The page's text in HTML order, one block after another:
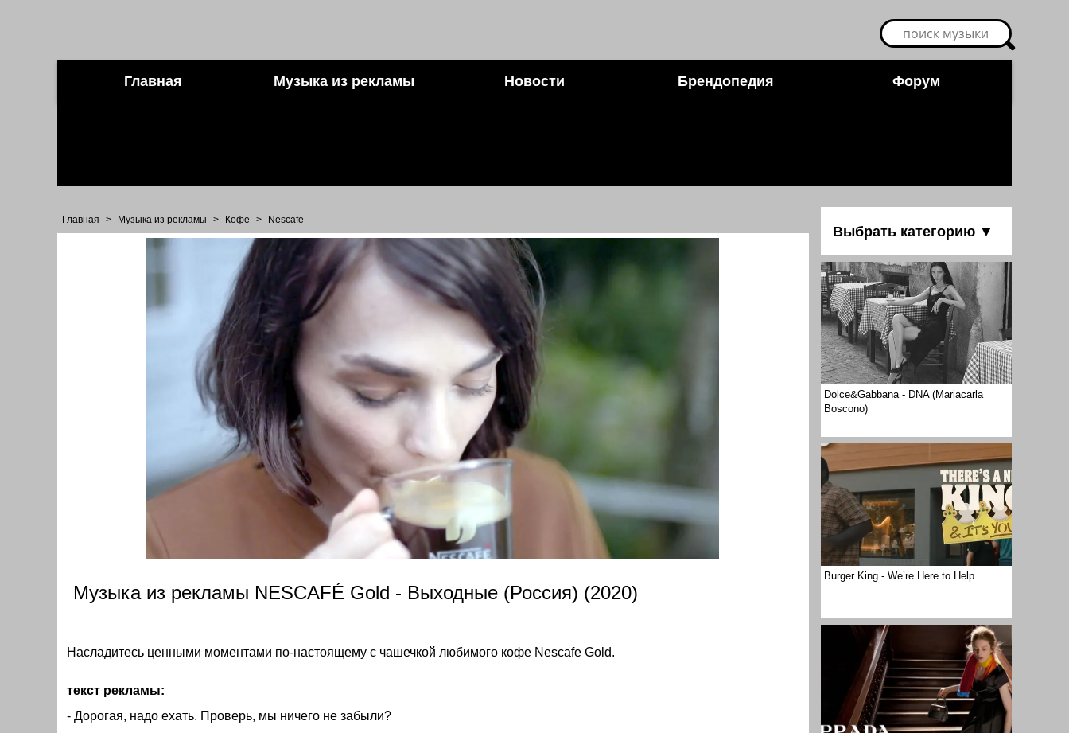
Главная Музыка из рекламы Новости Брендопедия Форум
Выбрать категорию ▼
Dolce&Gabbana - DNA (Mariacarla
Boscono)
Burger King - We’re Here to Help
Главная > Музыка из рекламы > Кофе > Nescafe
Музыка из рекламы NESCAFÉ Gold - Выходные (Россия) (2020)
Насладитесь ценными моментами по-настоящему с чашечкой любимого кофе Nescafe Gold.
текст рекламы:
- Дорогая, надо ехать. Проверь, мы ничего не забыли?